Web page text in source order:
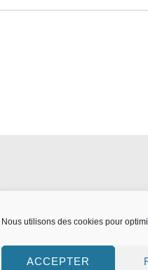
Nous utilisons des cookies pour
ACCEPTER